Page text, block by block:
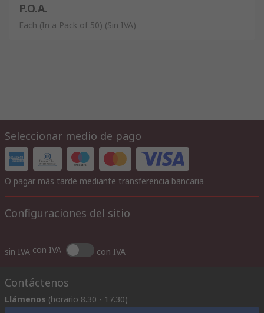
P.O.A.
Each (In a Pack of 50) (Sin IVA)
Seleccionar medio de pago
O pagar más tarde mediante transferencia bancaria
Configuraciones del sitio
sin IVA con IVA con IVA
Contáctenos
Llámenos (horario 8.30 - 17.30)